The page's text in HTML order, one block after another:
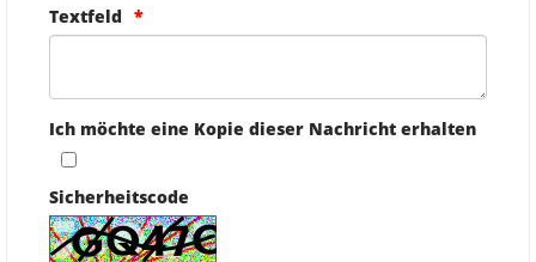
Textfeld
Ich möchte eine Kopie dieser Nachricht erhalten
Sicherheitscode